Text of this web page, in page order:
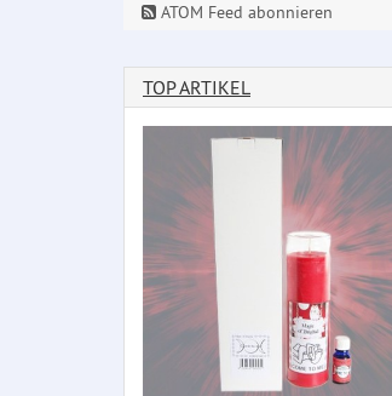
ATOM Feed abonnieren
TOP ARTIKEL